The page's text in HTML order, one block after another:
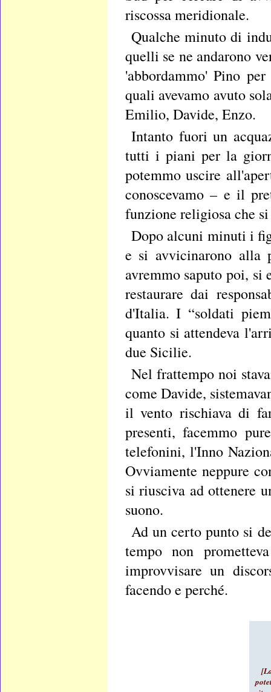
riscossa meridionale.
Qualche minuto di
quelli se ne andarono
'abbordammo' Pino
quali avevamo avuto
Emilio, Davide, Enzo.
Intanto fuori un
tutti i piani per la
potemmo uscire
conoscevamo – e il
funzione religiosa che
Dopo alcuni minuti i
e si avvicinarono alla
avremmo saputo poi, si
restaurare dai
d'Italia. I “soldati
quanto si attendeva
due Sicilie.
Nel frattempo noi
come Davide,
il vento rischiava di
presenti, facemmo
telefonini, l'Inno
Ovviamente neppure
si riusciva ad ottenere
suono.
Ad un certo punto si
tempo non
improvvisare un
facendo e perché.